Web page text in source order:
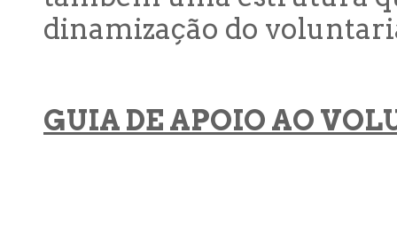
dinamização do
GUIA DE APOIO AO